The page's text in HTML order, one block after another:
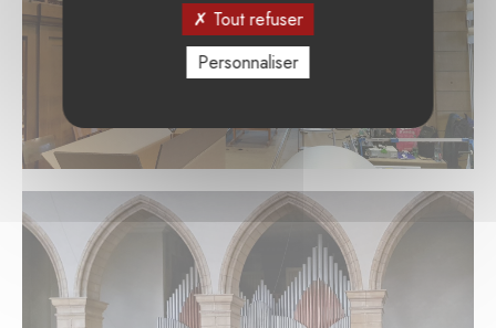
Tout refuser
Personnaliser